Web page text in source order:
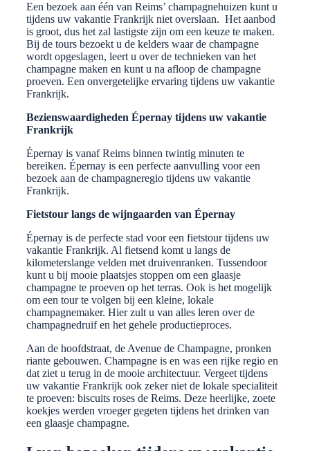
Een bezoek aan één van Reims’ champagnehuizen kunt u
tijdens uw vakantie Frankrijk niet overslaan. Het aanbod
is groot, dus het zal lastigste zijn om een keuze te maken.
Bij de tours bezoekt u de kelders waar de champagne
wordt opgeslagen, leert u over de technieken van het
champagne maken en kunt u na afloop de champagne
proeven. Een onvergetelijke ervaring tijdens uw vakantie
Frankrijk.
Bezienswaardigheden Épernay tijdens uw vakantie
Frankrijk
Épernay is vanaf Reims binnen twintig minuten te
bereiken. Épernay is een perfecte aanvulling voor een
bezoek aan de champagneregio tijdens uw vakantie
Frankrijk.
Fietstour langs de wijngaarden van Épernay
Épernay is de perfecte stad voor een fietstour tijdens uw
vakantie Frankrijk. Al fietsend komt u langs de
kilometerslange velden met druivenranken. Tussendoor
kunt u bij mooie plaatsjes stoppen om een glaasje
champagne te proeven op het terras. Ook is het mogelijk
om een tour te volgen bij een kleine, lokale
champagnemaker. Hier zult u van alles leren over de
champagnedruif en het gehele productieproces.
Aan de hoofdstraat, de Avenue de Champagne, pronken
riante gebouwen. Champagne is en was een rijke regio en
dat ziet u terug in de mooie architectuur. Vergeet tijdens
uw vakantie Frankrijk ook zeker niet de lokale specialiteit
te proeven: biscuits roses de Reims. Deze heerlijke, zoete
koekjes werden vroeger gegeten tijdens het drinken van
een glaasje champagne.